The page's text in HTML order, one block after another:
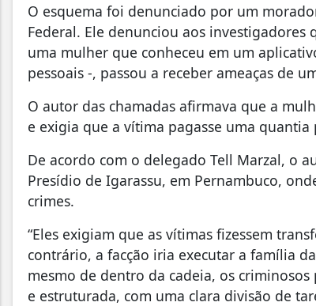
O esquema foi denunciado por um
Federal. Ele denunciou aos
uma mulher que conheceu em um
pessoais -, passou a receber ameaças de
O autor das chamadas afirmava que a
e exigia que a vítima pagasse uma
De acordo com o delegado Tell Marzal, o
Presídio de Igarassu, em Pernambuco,
crimes.
“Eles exigiam que as vítimas fizessem
contrário, a facção iria executar a família
mesmo de dentro da cadeia, os
e estruturada, com uma clara divisão de